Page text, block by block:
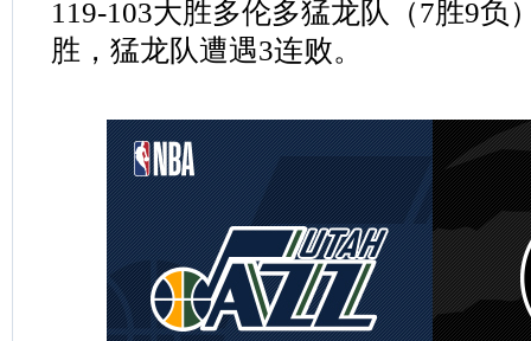
119-103大胜多伦多猛龙队（7胜9负
胜，猛龙队遭遇3连败。